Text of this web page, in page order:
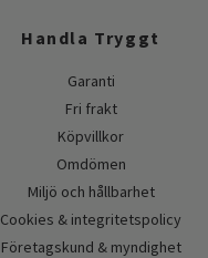
Handla Tryggt
Garanti
Fri frakt
Köpvillkor
Omdömen
Miljö och hållbarhet
Cookies & integritetspolicy
Företagskund & myndighet